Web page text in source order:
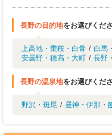
長野の目的地をお選びくだ
上高地・乗鞍・白骨 / 白馬
安曇野・穂高・大町 / 長野
長野の温泉地をお選びくだ
野沢・斑尾 / 昼神・伊那・